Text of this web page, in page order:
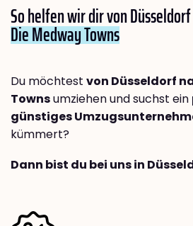
So helfen wir dir von
Die Medway Towns
Du möchtest von Düsseldorf
Townsumziehen und suchst ein
günstiges
kümmert?
Dann bist du bei uns in